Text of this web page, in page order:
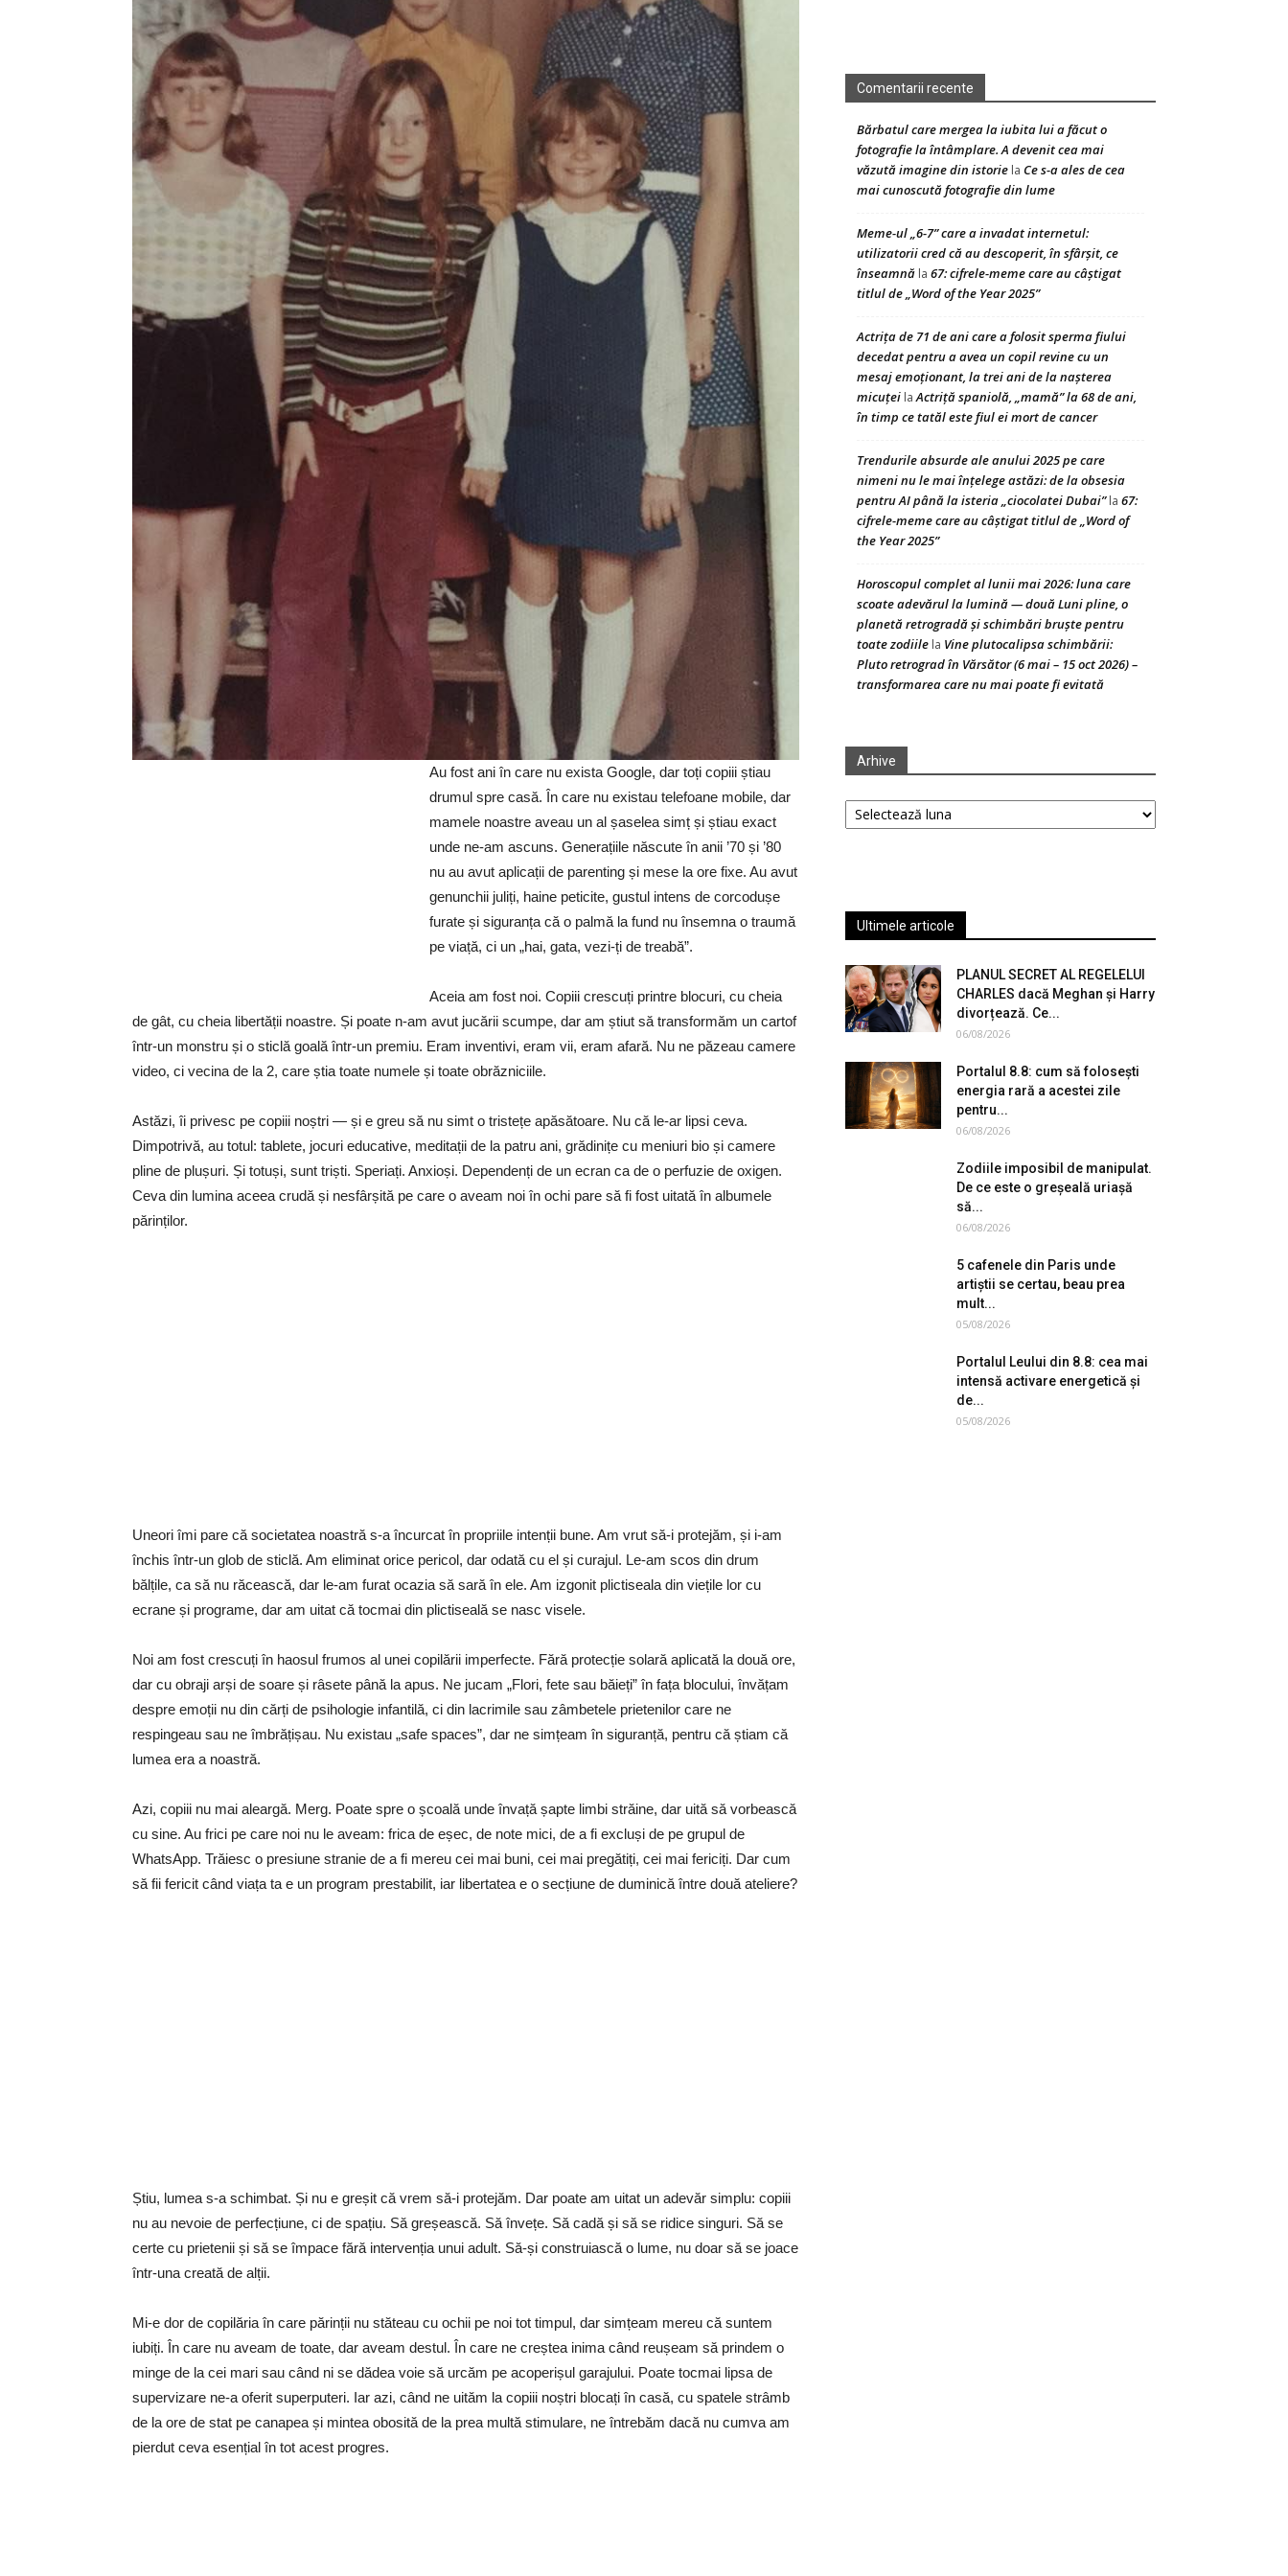
Au fost ani în care nu exista Google, dar toți copiii știau
drumul spre casă. În care nu existau telefoane mobile, dar
mamele noastre aveau un al șaselea simț și știau exact
unde ne-am ascuns. Generațiile născute în anii ’70 și ’80
nu au avut aplicații de parenting și mese la ore fixe. Au avut
genunchii juliți, haine peticite, gustul intens de corcodușe
furate și siguranța că o palmă la fund nu însemna o traumă
pe viață, ci un „hai, gata, vezi-ți de treabă”.
Aceia am fost noi. Copiii crescuți printre blocuri, cu cheia
de gât, cu cheia libertății noastre. Și poate n-am avut jucării scumpe, dar am știut să transformăm un cartof
într-un monstru și o sticlă goală într-un premiu. Eram inventivi, eram vii, eram afară. Nu ne păzeau camere
video, ci vecina de la 2, care știa toate numele și toate obrăzniciile.
Astăzi, îi privesc pe copiii noștri — și e greu să nu simt o tristețe apăsătoare. Nu că le-ar lipsi ceva.
Dimpotrivă, au totul: tablete, jocuri educative, meditații de la patru ani, grădinițe cu meniuri bio și camere
pline de plușuri. Și totuși, sunt triști. Speriați. Anxioși. Dependenți de un ecran ca de o perfuzie de oxigen.
Ceva din lumina aceea crudă și nesfârșită pe care o aveam noi în ochi pare să fi fost uitată în albumele
părinților.
Uneori îmi pare că societatea noastră s-a încurcat în propriile intenții bune. Am vrut să-i protejăm, și i-am
închis într-un glob de sticlă. Am eliminat orice pericol, dar odată cu el și curajul. Le-am scos din drum
bălțile, ca să nu răcească, dar le-am furat ocazia să sară în ele. Am izgonit plictiseala din viețile lor cu
ecrane și programe, dar am uitat că tocmai din plictiseală se nasc visele.
Noi am fost crescuți în haosul frumos al unei copilării imperfecte. Fără protecție solară aplicată la două ore,
dar cu obraji arși de soare și râsete până la apus. Ne jucam „Flori, fete sau băieți” în fața blocului, învățam
despre emoții nu din cărți de psihologie infantilă, ci din lacrimile sau zâmbetele prietenilor care ne
respingeau sau ne îmbrățișau. Nu existau „safe spaces”, dar ne simțeam în siguranță, pentru că știam că
lumea era a noastră.
Azi, copiii nu mai aleargă. Merg. Poate spre o școală unde învață șapte limbi străine, dar uită să vorbească
cu sine. Au frici pe care noi nu le aveam: frica de eșec, de note mici, de a fi excluși de pe grupul de
WhatsApp. Trăiesc o presiune stranie de a fi mereu cei mai buni, cei mai pregătiți, cei mai fericiți. Dar cum
să fii fericit când viața ta e un program prestabilit, iar libertatea e o secțiune de duminică între două ateliere?
Știu, lumea s-a schimbat. Și nu e greșit că vrem să-i protejăm. Dar poate am uitat un adevăr simplu: copiii
nu au nevoie de perfecțiune, ci de spațiu. Să greșească. Să învețe. Să cadă și să se ridice singuri. Să se
certe cu prietenii și să se împace fără intervenția unui adult. Să-și construiască o lume, nu doar să se joace
într-una creată de alții.
Mi-e dor de copilăria în care părinții nu stăteau cu ochii pe noi tot timpul, dar simțeam mereu că suntem
iubiți. În care nu aveam de toate, dar aveam destul. În care ne creștea inima când reușeam să prindem o
minge de la cei mari sau când ni se dădea voie să urcăm pe acoperișul garajului. Poate tocmai lipsa de
supervizare ne-a oferit superputeri. Iar azi, când ne uităm la copiii noștri blocați în casă, cu spatele strâmb
de la ore de stat pe canapea și mintea obosită de la prea multă stimulare, ne întrebăm dacă nu cumva am
pierdut ceva esențial în tot acest progres.
Comentarii recente
Bărbatul care mergea la iubita lui a făcut o
fotografie la întâmplare. A devenit cea mai
văzută imagine din istorie la Ce s-a ales de cea
mai cunoscută fotografie din lume
Meme-ul „6-7” care a invadat internetul:
utilizatorii cred că au descoperit, în sfârșit, ce
înseamnă la 67: cifrele-meme care au câștigat
titlul de „Word of the Year 2025”
Actrița de 71 de ani care a folosit sperma fiului
decedat pentru a avea un copil revine cu un
mesaj emoționant, la trei ani de la nașterea
micuței laActriță spaniolă, „mamă” la 68 de ani,
în timp ce tatăl este fiul ei mort de cancer
Trendurile absurde ale anului 2025 pe care
nimeni nu le mai înțelege astăzi: de la obsesia
pentru AI până la isteria „ciocolatei Dubai”la 67:
cifrele-meme care au câștigat titlul de „Word of
the Year 2025”
Horoscopul complet al lunii mai 2026: luna care
scoate adevărul la lumină — două Luni pline, o
planetă retrogradă și schimbări bruște pentru
toate zodiile la Vine plutocalipsa schimbării:
Pluto retrograd în Vărsător (6 mai – 15 oct 2026) –
transformarea care nu mai poate fi evitată
Arhive
Arhive
Ultimele articole
PLANUL SECRET AL REGELELUI
CHARLES dacă Meghan și Harry
divorțează. Ce...
06/08/2026
Portalul 8.8: cum să folosești
energia rară a acestei zile
pentru...
06/08/2026
Zodiile imposibil de manipulat.
De ce este o greșeală uriașă
să...
06/08/2026
5 cafenele din Paris unde
artiștii se certau, beau prea
mult...
05/08/2026
Portalul Leului din 8.8: cea mai
intensă activare energetică și
de...
05/08/2026